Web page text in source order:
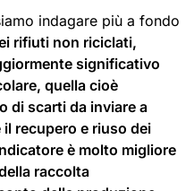
indagare più a fondo
rifiuti non riciclati,
significativo
quella cioè
di scarti da inviare a
recupero e riuso dei
è molto migliore
raccolta